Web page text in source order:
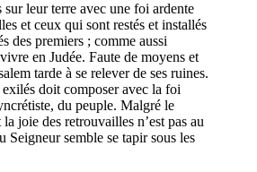
leur terre avec une foi ardente
et ceux qui sont restés et installés
des premiers ; comme aussi
en Judée. Faute de moyens et
tarde à se relever de ses ruines.
doit composer avec la foi
du peuple. Malgré le
joie des retrouvailles n’est pas au
semble se tapir sous les